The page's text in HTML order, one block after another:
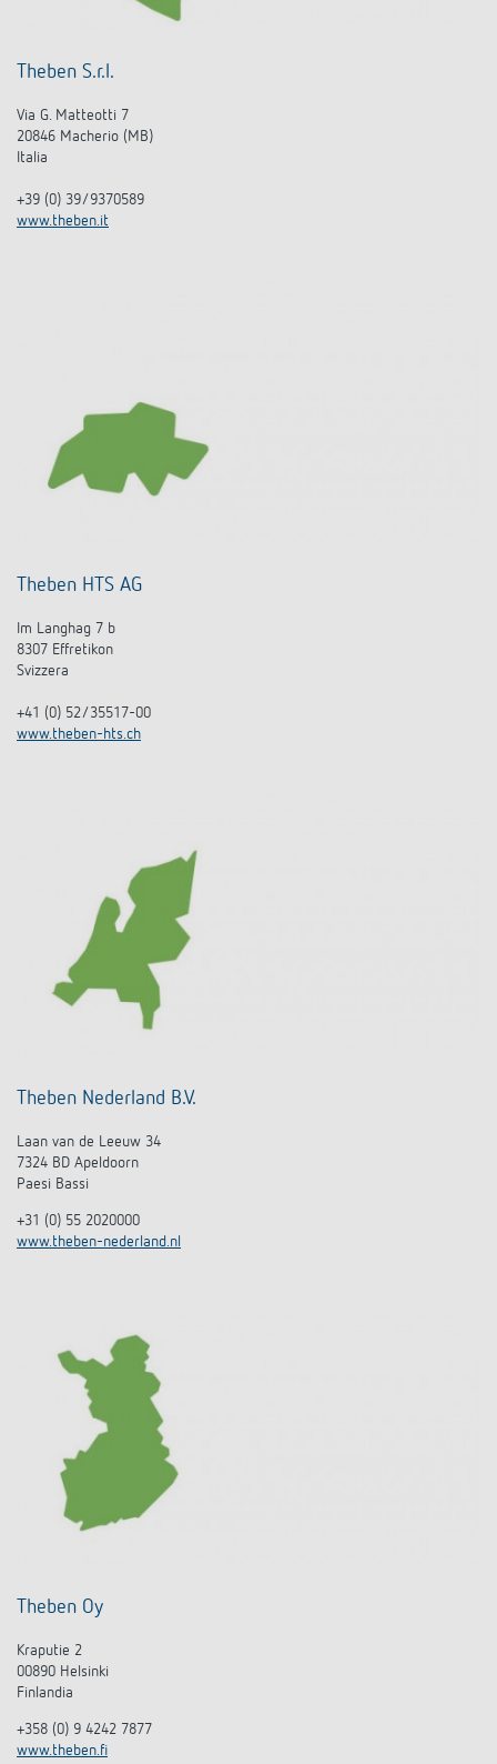
Theben S.r.l.
Via G. Matteotti 7
20846 Macherio (MB)
Italia
+39 (0) 39/9370589
www.theben.it
Theben HTS AG
Im Langhag 7 b
8307 Effretikon
Svizzera
+41 (0) 52/35517-00
www.theben-hts.ch
Theben Nederland B.V.
Laan van de Leeuw 34
7324 BD Apeldoorn
Paesi Bassi
+31 (0) 55 2020000
www.theben-nederland.nl
Theben Oy
Kraputie 2
00890 Helsinki
Finlandia
+358 (0) 9 4242 7877
www.theben.fi